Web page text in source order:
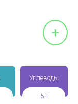
+
Углеводы
5 г